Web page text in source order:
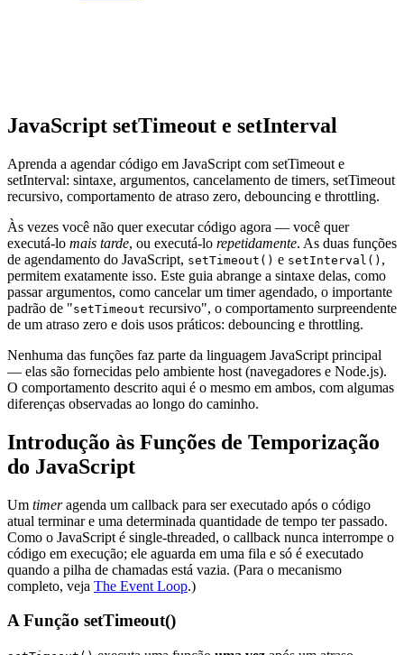
JavaScript setTimeout e setInterval
Aprenda a agendar código em JavaScript com setTimeout e
setInterval: sintaxe, argumentos, cancelamento de timers, setTimeout
recursivo, comportamento de atraso zero, debouncing e throttling.
Às vezes você não quer executar código agora — você quer
executá-lo mais tarde, ou executá-lo repetidamente. As duas funções
de agendamento do JavaScript, setTimeout() e setInterval() ,
permitem exatamente isso. Este guia abrange a sintaxe delas, como
passar argumentos, como cancelar um timer agendado, o importante
padrão de "setTimeout recursivo", o comportamento surpreendente
de um atraso zero e dois usos práticos: debouncing e throttling.
Nenhuma das funções faz parte da linguagem JavaScript principal
— elas são fornecidas pelo ambiente host (navegadores e Node.js).
O comportamento descrito aqui é o mesmo em ambos, com algumas
diferenças observadas ao longo do caminho.
Introdução às Funções de Temporização
do JavaScript
Um timeragenda um callback para ser executado após o código
atual terminar e uma determinada quantidade de tempo ter passado.
Como o JavaScript é single-threaded, o callback nunca interrompe o
código em execução; ele aguarda em uma fila e só é executado
quando a pilha de chamadas está vazia. (Para o mecanismo
completo, veja The Event Loop.)
A Função setTimeout()